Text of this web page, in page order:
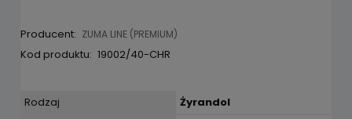
Producent: ZUMA LINE (PREMIUM)
Kod produktu: 19002/40-CHR
Rodzaj
Żyrandol